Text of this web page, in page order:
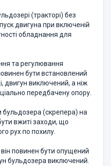
(тракторі) без
двигуна при включеній
обладнання для
та регулювання
бути встановлений
двигун виключений, а ніж
передбачену опору.
бульдозера (скрепера) на
вжиті заходи, що
рух по похилу.
повинен бути опущений
бульдозера виключений.